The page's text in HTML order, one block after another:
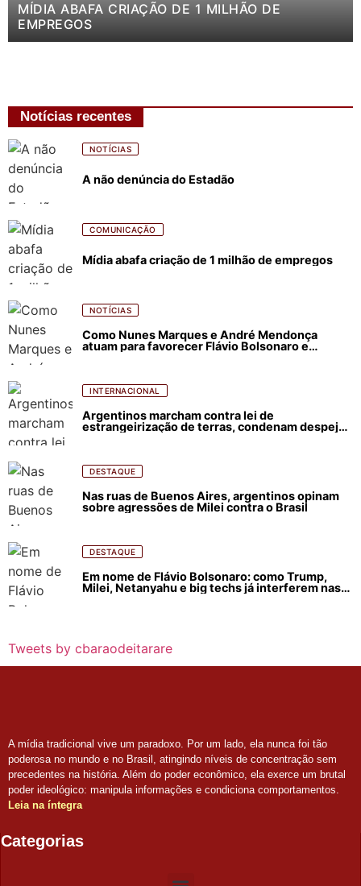
MÍDIA ABAFA CRIAÇÃO DE 1 MILHÃO DE
EMPREGOS
Notícias recentes
NOTÍCIAS
A não denúncia do Estadão
COMUNICAÇÃO
Mídia abafa criação de 1 milhão de empregos
NOTÍCIAS
Como Nunes Marques e André Mendonça
atuam para favorecer Flávio Bolsonaro e
INTERNACIONAL
Argentinos marcham contra lei de
estrangeirização de terras, condenam despejos
DESTAQUE
Nas ruas de Buenos Aires, argentinos opinam
sobre agressões de Milei contra o Brasil
DESTAQUE
Em nome de Flávio Bolsonaro: como Trump,
Milei, Netanyahu e big techs já interferem nas
Tweets by cbaraodeitarare
A mídia tradicional vive um paradoxo. Por um lado, ela nunca foi tão
poderosa no mundo e no Brasil, atingindo níveis de concentração sem
precedentes na história. Além do poder econômico, ela exerce um brutal
poder ideológico: manipula informações e condiciona comportamentos.
Leia na íntegra
Categorias